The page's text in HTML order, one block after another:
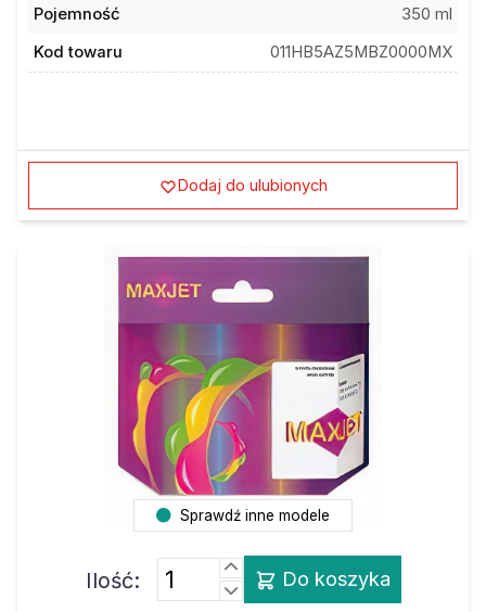
Pojemność
350 ml
Kod towaru
011HB5AZ5MBZ0000MX
Dodaj do ulubionych
Sprawdź inne modele
Ilość: Do koszyka